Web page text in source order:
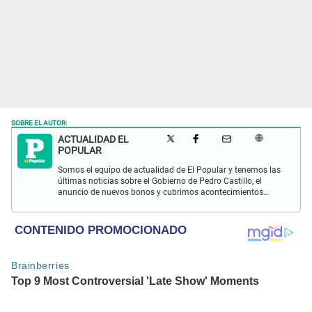
SOBRE EL AUTOR:
ACTUALIDAD EL
POPULAR
Somos el equipo de actualidad de El Popular y tenemos las
últimas noticias sobre el Gobierno de Pedro Castillo, el
anuncio de nuevos bonos y cubrimos acontecimientos